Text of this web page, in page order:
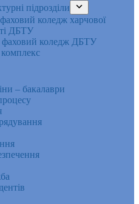
підрозділи
коледж харчової
ДБТУ
фаховий коледж ДБТУ
– бакалаври